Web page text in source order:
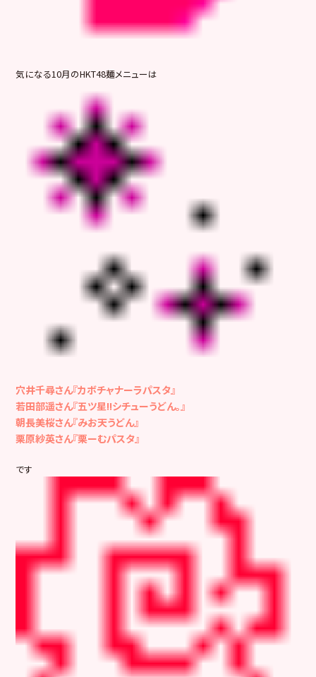
気になる10月のHKT48麺メニューは
穴井千尋さん『カボチャナーラパスタ』
若田部遥さん『五ツ星!!シチューうどん。』
朝長美桜さん『みお天うどん』
栗原紗英さん『栗ーむパスタ』
です